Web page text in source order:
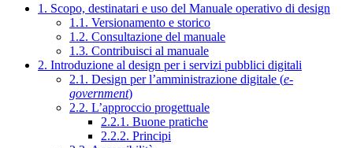
1. Scopo, destinatari e uso del Manuale operativo di design
1.1. Versionamento e storico
1.2. Consultazione del manuale
1.3. Contribuisci al manuale
2. Introduzione al design per i servizi pubblici digitali
2.1. Design per l’amministrazione digitale (e-
government)
2.2. L’approccio progettuale
2.2.1. Buone pratiche
2.2.2. Principi